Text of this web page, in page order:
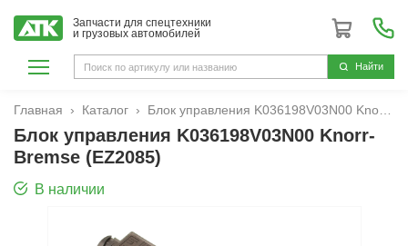
Запчасти для спецтехники
и грузовых автомобилей
Hайти
Главная Каталог Блок управления K036198V03N00 Knorr-Bremse (EZ2085)
Блок управления K036198V03N00 Knorr-
Bremse (EZ2085)
В наличии